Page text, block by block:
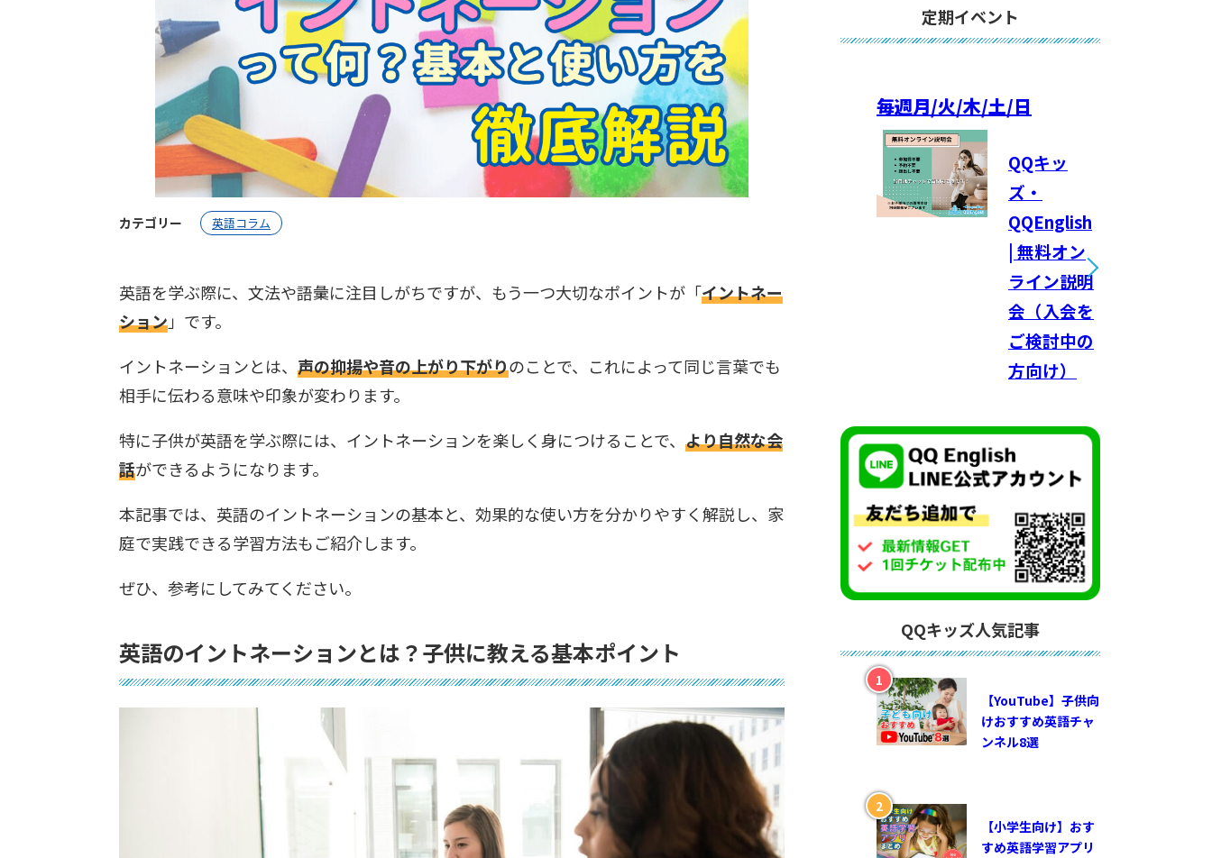
カテゴリー 英語コラム
英語を学ぶ際に、文法や語彙に注目しがちですが、もう一つ大切なポイントが「イントネー
ション」です。
イントネーションとは、 声の抑揚や音の上がり下がりのことで、これによって同じ言葉でも
相手に伝わる意味や印象が変わります。
特に子供が英語を学ぶ際には、イントネーションを楽しく身につけることで、 より自然な会
話ができるようになります。
本記事では、英語のイントネーションの基本と、効果的な使い方を分かりやすく解説し、家
庭で実践できる学習方法もご紹介します。
ぜひ、参考にしてみてください。
英語のイントネーションとは？子供に教える基本ポイント
定期イベント
毎週月/火/木/土/日
QQキッ
ズ・
QQEnglish
| 無料オン
ライン説明
会（入会を
ご検討中の
方向け）
QQキッズ人気記事
【YouTube】子供向
けおすすめ英語チャ
ンネル8選
【小学生向け】おす
すめ英語学習アプリ